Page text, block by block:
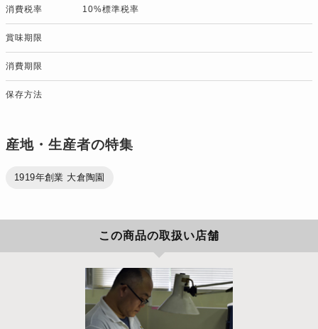
消費税率 10%標準税率
賞味期限
消費期限
保存方法
産地・生産者の特集
1919年創業 大倉陶園
この商品の取扱い店舗